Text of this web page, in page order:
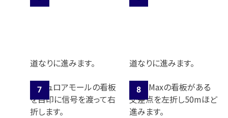
道なりに進みます。 道なりに進みます。